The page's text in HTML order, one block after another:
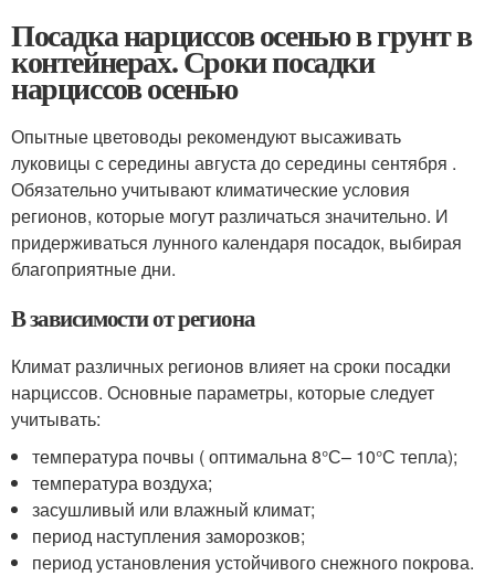
Посадка нарциссов осенью в грунт в
контейнерах. Сроки посадки
нарциссов осенью
Опытные цветоводы рекомендуют высаживать
луковицы с середины августа до середины сентября .
Обязательно учитывают климатические условия
регионов, которые могут различаться значительно. И
придерживаться лунного календаря посадок, выбирая
благоприятные дни.
В зависимости от региона
Климат различных регионов влияет на сроки посадки
нарциссов. Основные параметры, которые следует
учитывать:
температура почвы ( оптимальна 8°С– 10°С тепла);
температура воздуха;
засушливый или влажный климат;
период наступления заморозков;
период установления устойчивого снежного покрова.